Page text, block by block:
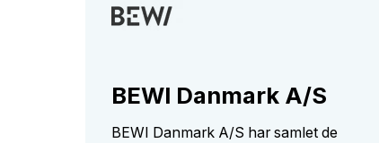
BEWI Danmark A/S
BEWI Danmark A/S har samlet de